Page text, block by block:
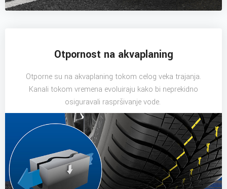
Otpornost na akvaplaning
Otporne su na akvaplaning tokom celog veka trajanja.
Kanali tokom vremena evoluiraju kako bi neprekidno
osiguravali raspršivanje vode.